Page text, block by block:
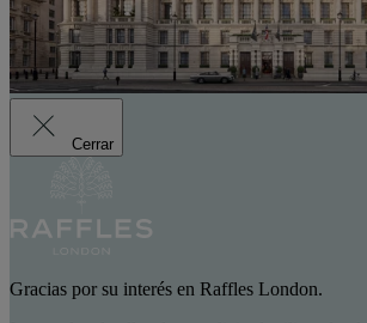
Cerrar
Gracias por su interés en Raffles London.